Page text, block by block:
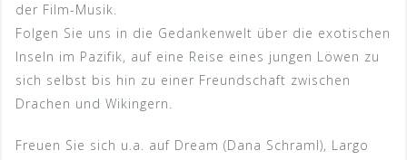
der Film-Musik.
Folgen Sie uns in die Gedankenwelt über die exotischen
Inseln im Pazifik, auf eine Reise eines jungen Löwen zu
sich selbst bis hin zu einer Freundschaft zwischen
Drachen und Wikingern.
Freuen Sie sich u.a. auf Dream (Dana Schraml), Largo